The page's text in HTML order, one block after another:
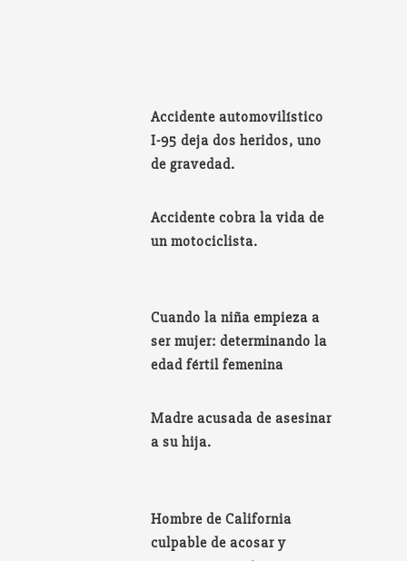
Accidente automovilístico
I-95 deja dos heridos, uno
de gravedad.
Accidente cobra la vida de
un motociclista.
Cuando la niña empieza a
ser mujer: determinando la
edad fértil femenina
Madre acusada de asesinar
a su hija.
Hombre de California
culpable de acosar y